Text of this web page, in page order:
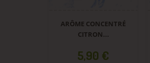
CONCENTRÉ
ARÔME